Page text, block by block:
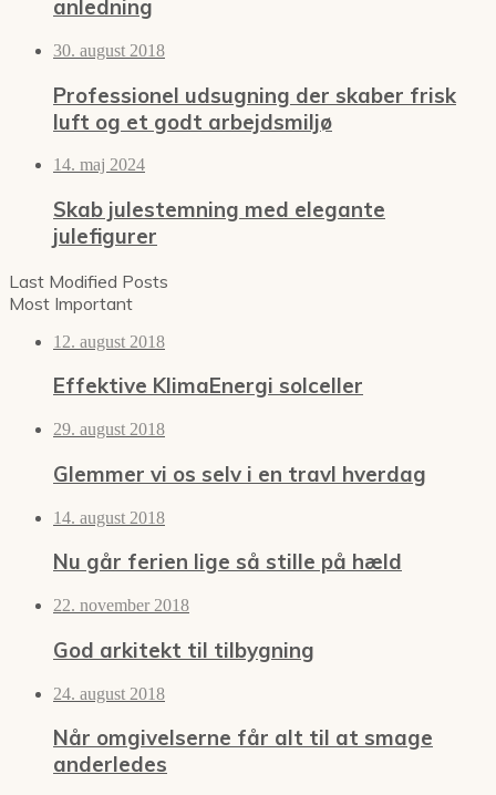
anledning
30. august 2018
Professionel udsugning der skaber frisk
luft og et godt arbejdsmiljø
14. maj 2024
Skab julestemning med elegante
julefigurer
Last Modified Posts
Most Important
12. august 2018
Effektive KlimaEnergi solceller
29. august 2018
Glemmer vi os selv i en travl hverdag
14. august 2018
Nu går ferien lige så stille på hæld
22. november 2018
God arkitekt til tilbygning
24. august 2018
Når omgivelserne får alt til at smage
anderledes